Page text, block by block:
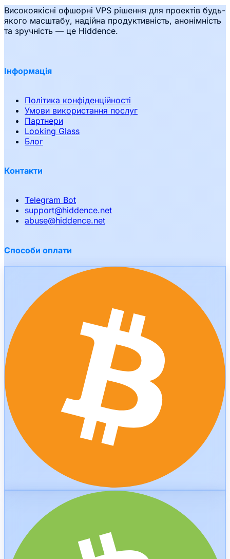
Високоякісні офшорні VPS рішення для проектів будь-
якого масштабу, надійна продуктивність, анонімність
та зручність — це Hiddence.
Інформація
Політика конфіденційності
Умови використання послуг
Партнери
Looking Glass
Блог
Контакти
Telegram Bot
support@hiddence.net
abuse@hiddence.net
Способи оплати